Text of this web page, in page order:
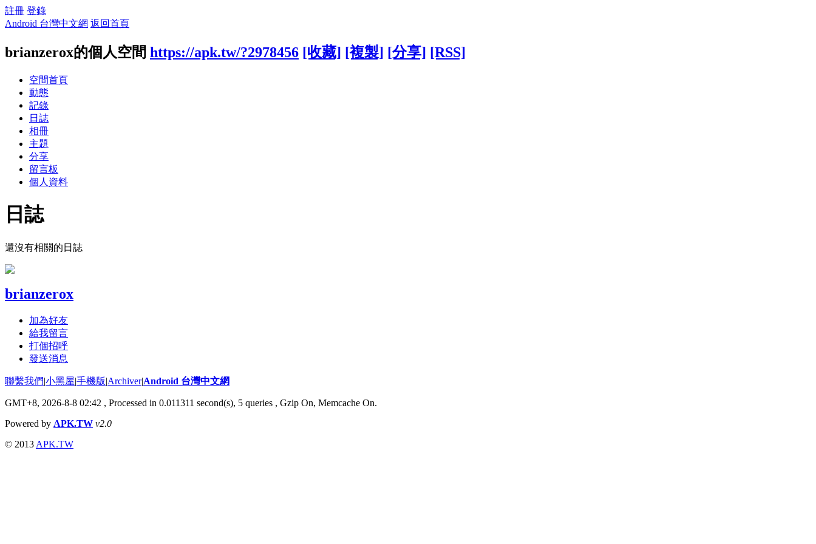
註冊 登錄
Android 台灣中文網 返回首頁
brianzerox的個人空間 https://apk.tw/?2978456 [收藏] [複製] [分享] [RSS]
空間首頁
動態
記錄
日誌
相冊
主題
分享
留言板
個人資料
日誌
還沒有相關的日誌
brianzerox
加為好友
給我留言
打個招呼
發送消息
聯繫我們|小黑屋|手機版|Archiver|Android 台灣中文網
GMT+8, 2026-8-8 02:42 , Processed in 0.011311 second(s), 5 queries , Gzip On, Memcache On.
Powered by APK.TW v2.0
© 2013 APK.TW